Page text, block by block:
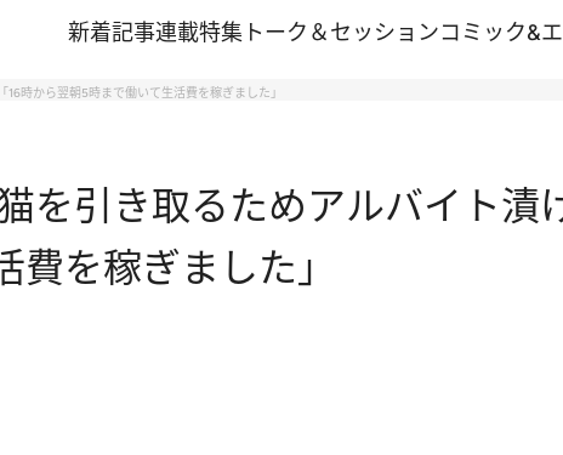
新着記事連載特集 トーク＆セッションコミック&
時から翌朝5時まで働いて生活費を稼ぎました」
引き取るためアルバイト漬
を稼ぎました」